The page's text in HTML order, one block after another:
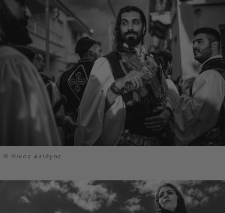
© Νίκος Αλιάγας